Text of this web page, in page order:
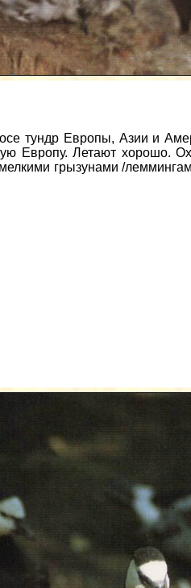
тундр Европы, Азии и
Европу. Летают хорошо.
грызунами /